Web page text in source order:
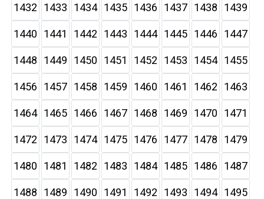
1432 1433 1434 1435 1436 1437 1438 1439
1440 1441 1442 1443 1444 1445 1446 1447
1448 1449 1450 1451 1452 1453 1454 1455
1456 1457 1458 1459 1460 1461 1462 1463
1464 1465 1466 1467 1468 1469 1470 1471
1472 1473 1474 1475 1476 1477 1478 1479
1480 1481 1482 1483 1484 1485 1486 1487
1488 1489 1490 1491 1492 1493 1494 1495